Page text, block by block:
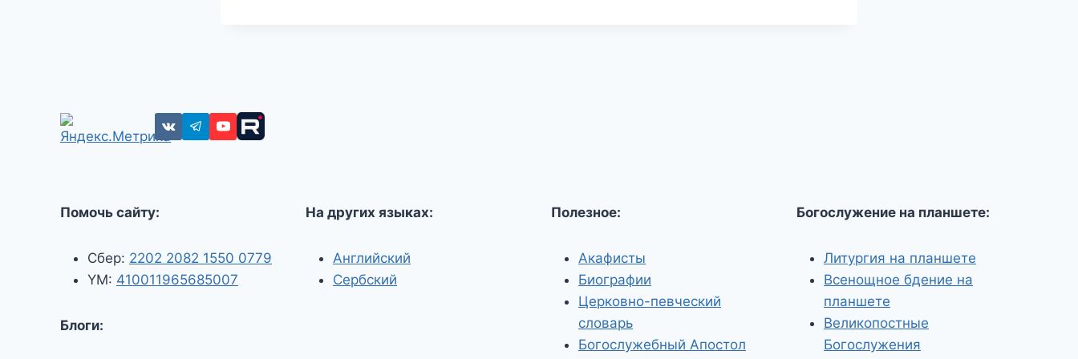
Помочь сайту:
Сбер: 2202 2082 1550 0779
YM: 410011965685007
Блоги:
На других языках:
Английский
Сербский
Полезное:
Акафисты
Биографии
Церковно-певческий
словарь
Богослужебный Апостол
Богослужение на планшете:
Литургия на планшете
Всенощное бдение на
планшете
Великопостные
Богослужения